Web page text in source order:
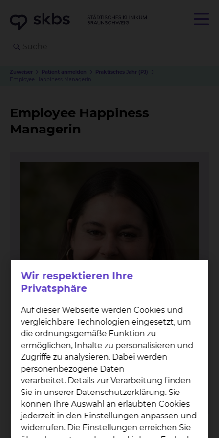
Zuweiser Patient anmelden
Praktisches Jahr (PJ)
Employee Happiness Managerin
Employee Happiness
Managerin
Con­stan­ze Jä­ger
Tel.:+49 531 595 1800
Mobil:0175 2071027
Per E-Mail kontaktieren
Wir respektieren Ihre
Privatsphäre
Auf dieser Webseite werden Cookies und
vergleichbare Technologien eingesetzt, um
die ordnungsgemäße Funktion zu
ermöglichen, Inhalte zu personalisieren und
Zugriffe zu analysieren. Dabei werden
personenbezogene Daten
verarbeitet. Details zur Verarbeitung finden
Sie in unserer Datenschutzerklärung. Sie
können Ihre Auswahl an erlaubten Cookies
jederzeit in den Einstellungen anpassen und
widerrufen. Die Einstellungen erreichen Sie